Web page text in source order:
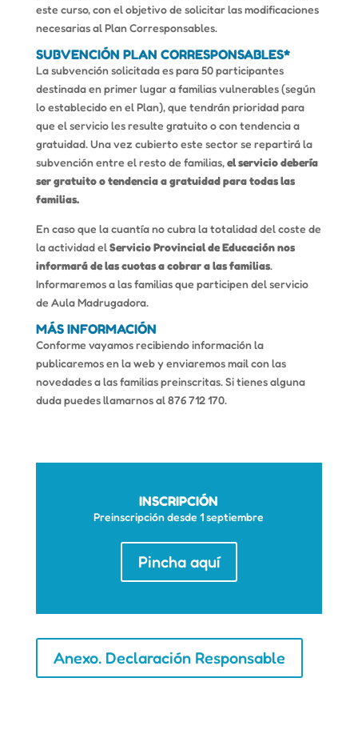
este curso, con el objetivo de solicitar las modificaciones
necesarias al Plan Corresponsables.
SUBVENCIÓN PLAN CORRESPONSABLES*
La subvención solicitada es para 50 participantes
destinada en primer lugar a familias vulnerables (según
lo establecido en el Plan), que tendrán prioridad para
que el servicio les resulte gratuito o con tendencia a
gratuidad. Una vez cubierto este sector se repartirá la
subvención entre el resto de familias,el servicio debería
ser gratuito o tendencia a gratuidad para todas las
familias.
En caso que la cuantía no cubra la totalidad del coste de
la actividad elServicio Provincial de Educaciónnos
informará de las cuotas a cobrar a las familias.
Informaremos a las familias que participen del servicio
de Aula Madrugadora.
MÁS INFORMACIÓN
Conforme vayamos recibiendo información la
publicaremos en la web y enviaremos mail con las
novedades a las familias preinscritas. Si tienes alguna
duda puedes llamarnos al 876 712 170.
INSCRIPCIÓN
Preinscripción desde 1 septiembre
Pincha aquí
Anexo. Declaración Responsable